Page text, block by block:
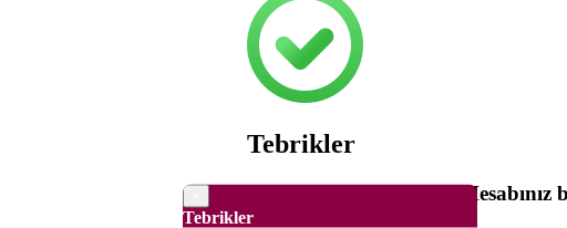
Tebrikler
Tebrikler
Dünya Borsaları Demo